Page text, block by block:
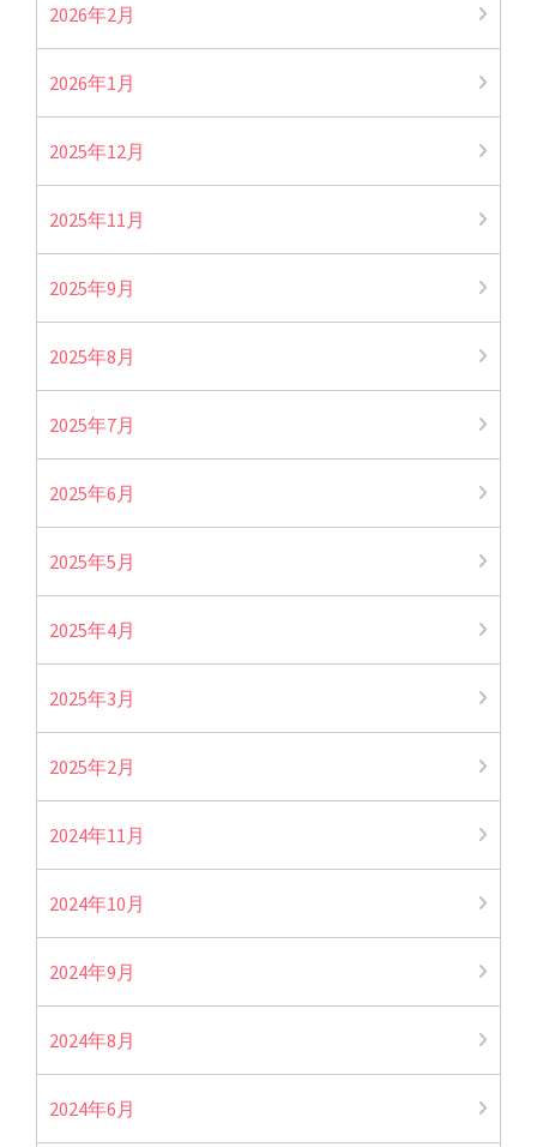
2026年2月
2026年1月
2025年12月
2025年11月
2025年9月
2025年8月
2025年7月
2025年6月
2025年5月
2025年4月
2025年3月
2025年2月
2024年11月
2024年10月
2024年9月
2024年8月
2024年6月